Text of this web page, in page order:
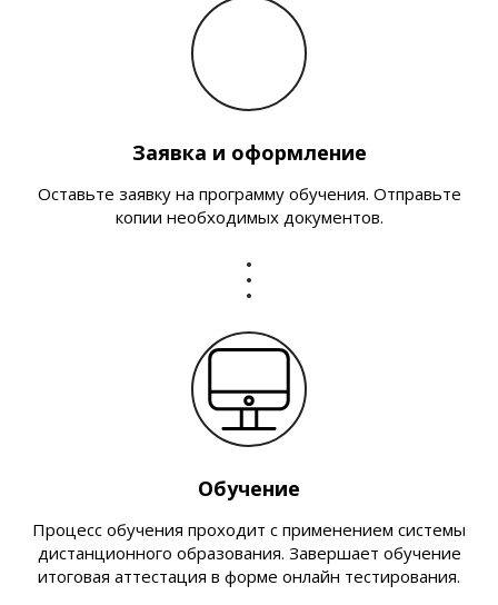
Заявка и оформление
Оставьте заявку на программу обучения. Отправьте
копии необходимых документов.
Обучение
Процесс обучения проходит с применением системы
дистанционного образования. Завершает обучение
итоговая аттестация в форме онлайн тестирования.